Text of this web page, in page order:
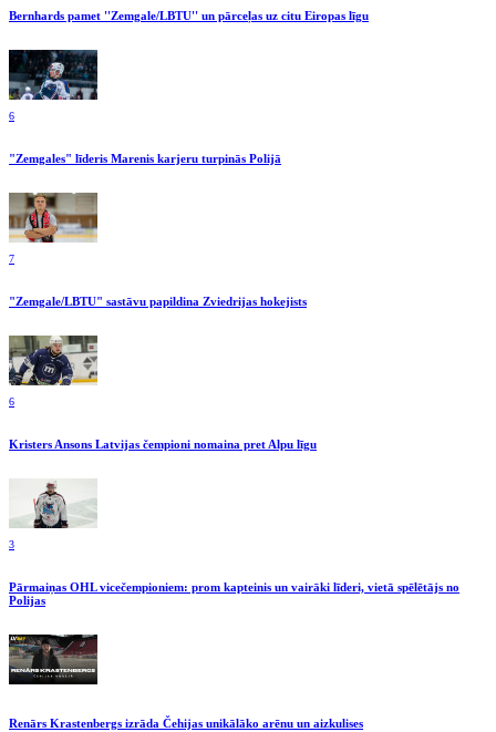
Bernhards pamet ''Zemgale/LBTU'' un pārceļas uz citu Eiropas līgu
6
"Zemgales" līderis Marenis karjeru turpinās Polijā
7
"Zemgale/LBTU" sastāvu papildina Zviedrijas hokejists
6
Kristers Ansons Latvijas čempioni nomaina pret Alpu līgu
3
Pārmaiņas OHL vicečempioniem: prom kapteinis un vairāki līderi, vietā spēlētājs no
Polijas
Renārs Krastenbergs izrāda Čehijas unikālāko arēnu un aizkulises